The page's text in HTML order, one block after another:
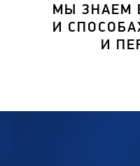
МЫ ЗНАЕМ
И
И